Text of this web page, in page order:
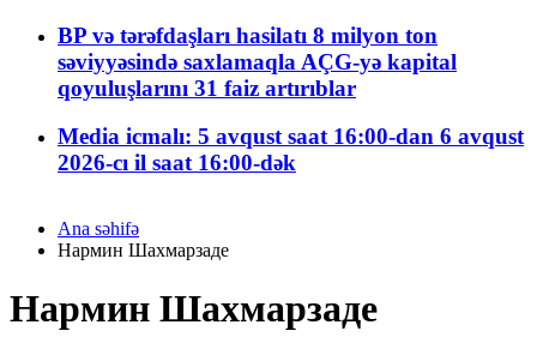
BP və tərəfdaşları hasilatı 8 milyon ton
səviyyəsində saxlamaqla AÇG-yə kapital
qoyuluşlarını 31 faiz artırıblar
Media icmalı: 5 avqust saat 16:00-dan 6 avqust
2026-cı il saat 16:00-dək
Ana səhifə
Нармин Шахмарзаде
Нармин Шахмарзаде